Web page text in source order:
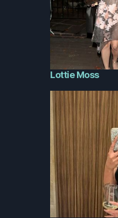
Lottie Moss